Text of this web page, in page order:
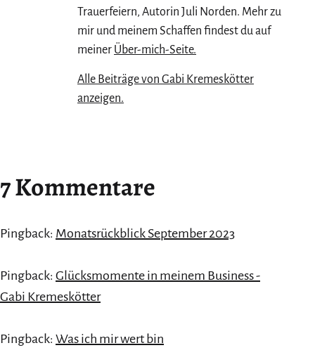
Trauerfeiern, Autorin Juli Norden. Mehr zu
mir und meinem Schaffen findest du auf
meiner Über-mich-Seite.
Alle Beiträge von Gabi Kremeskötter
anzeigen.
7 Kommentare
Pingback: Monatsrückblick September 2023
Pingback: Glücksmomente in meinem Business -
Gabi Kremeskötter
Pingback: Was ich mir wert bin